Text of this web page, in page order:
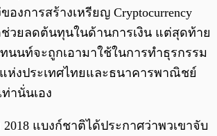
องการสร้างเหรียญ Cryptocurrency
วยลดต้นทุนในด้านการเงิน แต่สุดท้าย
นนท์จะถูกเอามาใช้ในการทำธุรกรรม
ห่งประเทศไทยและธนาคารพาณิชย์
านั่นเอง
แบงก์ชาติได้ประกาศว่าพวเขาจับ